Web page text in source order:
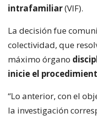
intrafamiliar(VIF).
La decisión fue
colectividad, que
máximo órgano
inicie el
“Lo anterior, con el
la investigación